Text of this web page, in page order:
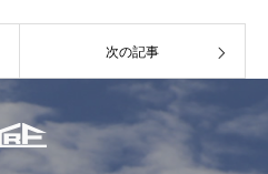
次の記事